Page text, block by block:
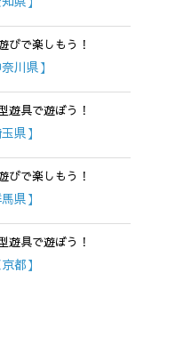
びで楽しもう！
川県】
遊具で遊ぼう！
県】
びで楽しもう！
県】
遊具で遊ぼう！
都】